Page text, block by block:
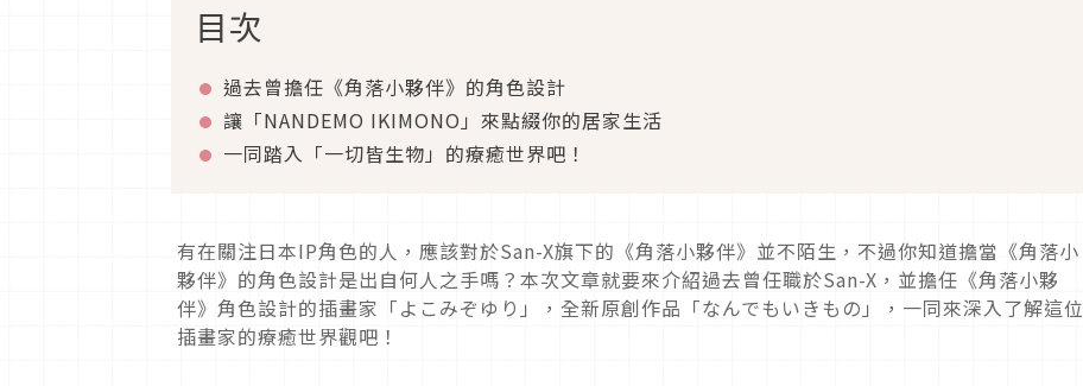
目次
過去曾擔任《角落小夥伴》的角色設計
讓「NANDEMO IKIMONO」來點綴你的居家生活
一同踏入「一切皆生物」的療癒世界吧！
有在關注日本IP角色的人，應該對於San-X旗下的《角落小夥伴》並不陌生，不過你知道擔當《角落小
夥伴》的角色設計是出自何人之手嗎？本次文章就要來介紹過去曾任職於San-X，並擔任《角落小夥
伴》角色設計的插畫家「よこみぞゆり」，全新原創作品「なんでもいきもの」，一同來深入了解這位
插畫家的療癒世界觀吧！